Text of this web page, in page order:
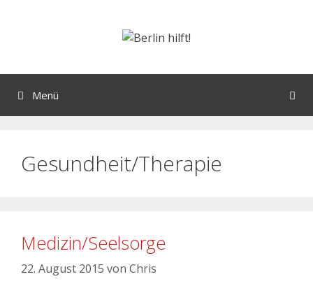
Menü
Gesundheit/Therapie
Medizin/Seelsorge
22. August 2015 von Chris